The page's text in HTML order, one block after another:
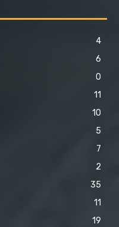
4
6
0
11
10
5
7
2
35
11
19